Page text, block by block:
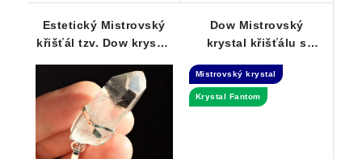
Estetický Mistrovský
křišťál tzv. Dow krystal
stříbře
Dow Mistrovský
krystal křišťálu s
přívěsek
Mistrovský krystal
Krystal Fantom